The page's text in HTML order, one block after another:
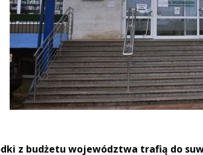
z budżetu województwa trafią do